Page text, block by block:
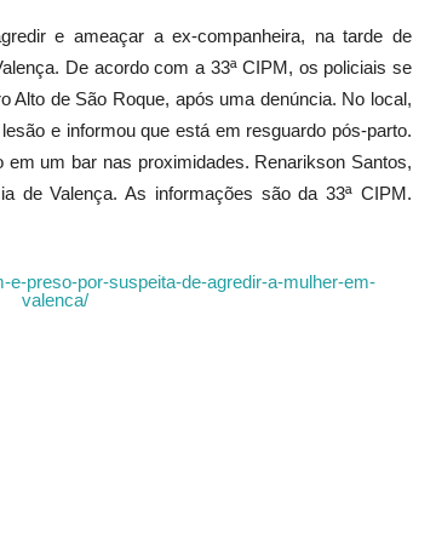
e ameaçar a ex-companheira, na tarde de
De acordo com a 33ª CIPM, os policiais se
Alto de São Roque, após uma denúncia. No local,
e informou que está em resguardo pós-parto.
um bar nas proximidades. Renarikson Santos,
de Valença. As informações são da 33ª CIPM.
e-preso-por-suspeita-de-agredir-a-mulher-em-
valenca/